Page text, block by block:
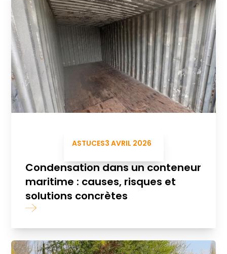
ASTUCES3 AVRIL 2026
Condensation dans un conteneur
maritime : causes, risques et
solutions concrètes